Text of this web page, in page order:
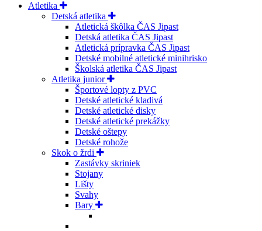
Atletika
Detská atletika
Atletická škôlka ČAS Jipast
Detská atletika ČAS Jipast
Atletická prípravka ČAS Jipast
Detské mobilné atletické minihrisko
Školská atletika ČAS Jipast
Atletika junior
Športové lopty z PVC
Detské atletické kladivá
Detské atletické disky
Detské atletické prekážky
Detské oštepy
Detské rohože
Skok o žrdi
Zastávky skriniek
Stojany
Lišty
Svahy
Bary